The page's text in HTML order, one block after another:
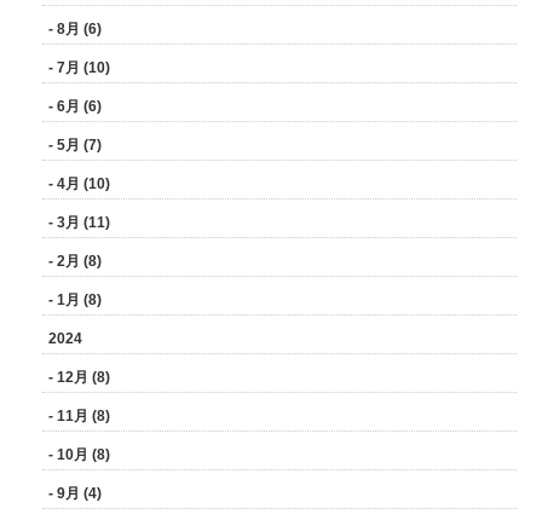
- 8月 (6)
- 7月 (10)
- 6月 (6)
- 5月 (7)
- 4月 (10)
- 3月 (11)
- 2月 (8)
- 1月 (8)
2024
- 12月 (8)
- 11月 (8)
- 10月 (8)
- 9月 (4)